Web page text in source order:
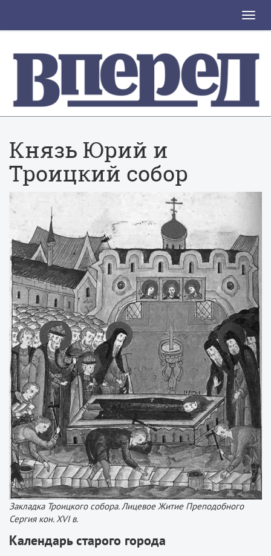
Toggle
Князь Юрий и
Троицкий собор
Закладка Троицкого собора. Лицевое Житие Преподобного
Сергия кон. XVI в.
Календарь старого города